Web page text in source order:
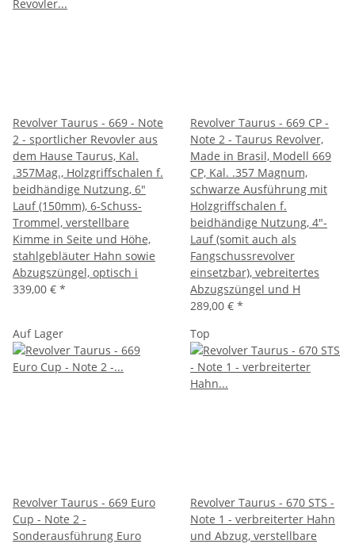
Revolver Taurus - 669 - Note
2 - sportlicher Revovler aus
dem Hause Taurus, Kal.
.357Mag., Holzgriffschalen f.
beidhändige Nutzung, 6"
Lauf (150mm), 6-Schuss-
Trommel, verstellbare
Kimme in Seite und Höhe,
stahlgebläuter Hahn sowie
Abzugszüngel, optisch i
339,00 € *
Revolver Taurus - 669 CP -
Note 2 - Taurus Revolver,
Made in Brasil, Modell 669
CP, Kal. .357 Magnum,
schwarze Ausführung mit
Holzgriffschalen f.
beidhändige Nutzung, 4"-
Lauf (somit auch als
Fangschussrevolver
einsetzbar), vebreitertes
Abzugszüngel und H
289,00 € *
Auf Lager
Revolver Taurus - 669 Euro
Cup - Note 2 -
Sonderausführung Euro
Top
Revolver Taurus - 670 STS -
Note 1 - verbreiterter Hahn
und Abzug, verstellbare